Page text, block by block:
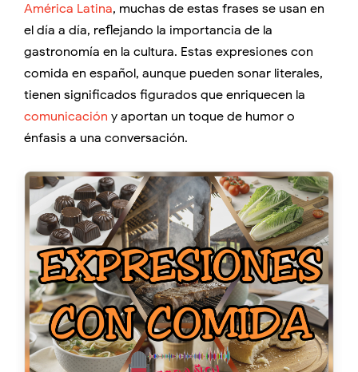
América Latina, muchas de estas frases se usan en
el día a día, reflejando la importancia de la
gastronomía en la cultura. Estas expresiones con
comida en español, aunque pueden sonar literales,
tienen significados figurados que enriquecen la
comunicación y aportan un toque de humor o
énfasis a una conversación.